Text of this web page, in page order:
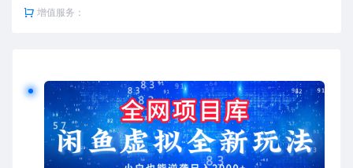
增值服务：